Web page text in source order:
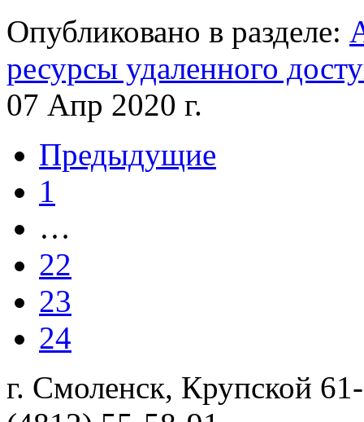
Опубликовано в разделе:
ресурсы удаленного
07 Апр 2020 г.
Предыдущие
1
…
22
23
24
г. Смоленск, Крупской